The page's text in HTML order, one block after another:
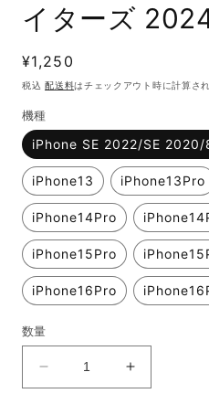
ィ
を
く
イターズ
通
常
格
¥1,250
税込配送料はチェックアウト時に計算され
機種
iPhone SE 2022/SE
iPhone13 iPhone13Pro
iPhone14Pro
iPhone15Pro
iPhone16Pro
数量
reflection
iFace
reflection